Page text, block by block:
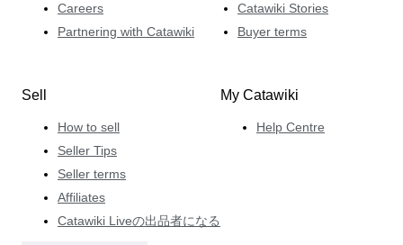
Careers
Partnering with Catawiki
Catawiki Stories
Buyer terms
Sell
How to sell
Seller Tips
Seller terms
Affiliates
Catawiki Liveの出品者になる
My Catawiki
Help Centre